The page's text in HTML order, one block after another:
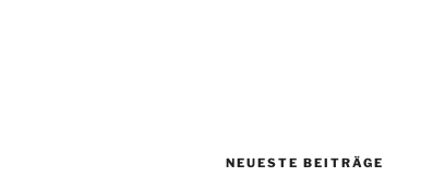
NEUESTE BEITRÄGE